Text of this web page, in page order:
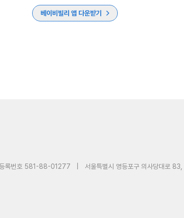
베이비빌리 앱 다운받기
등록번호 581-88-01277
서울특별시 영등포구 의사당대로